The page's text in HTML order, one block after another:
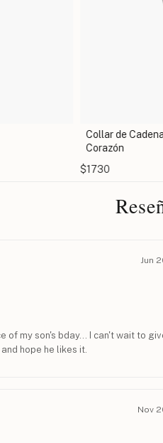
Collar de
Corazón
$1730
Jun
of my son's bday... I can't wait to
hope he likes it.
Nov